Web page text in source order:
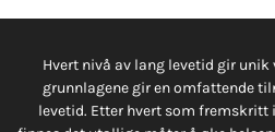
Hvert nivå av lang levetid gir unik
grunnlagene gir en omfattende
levetid. Etter hvert som